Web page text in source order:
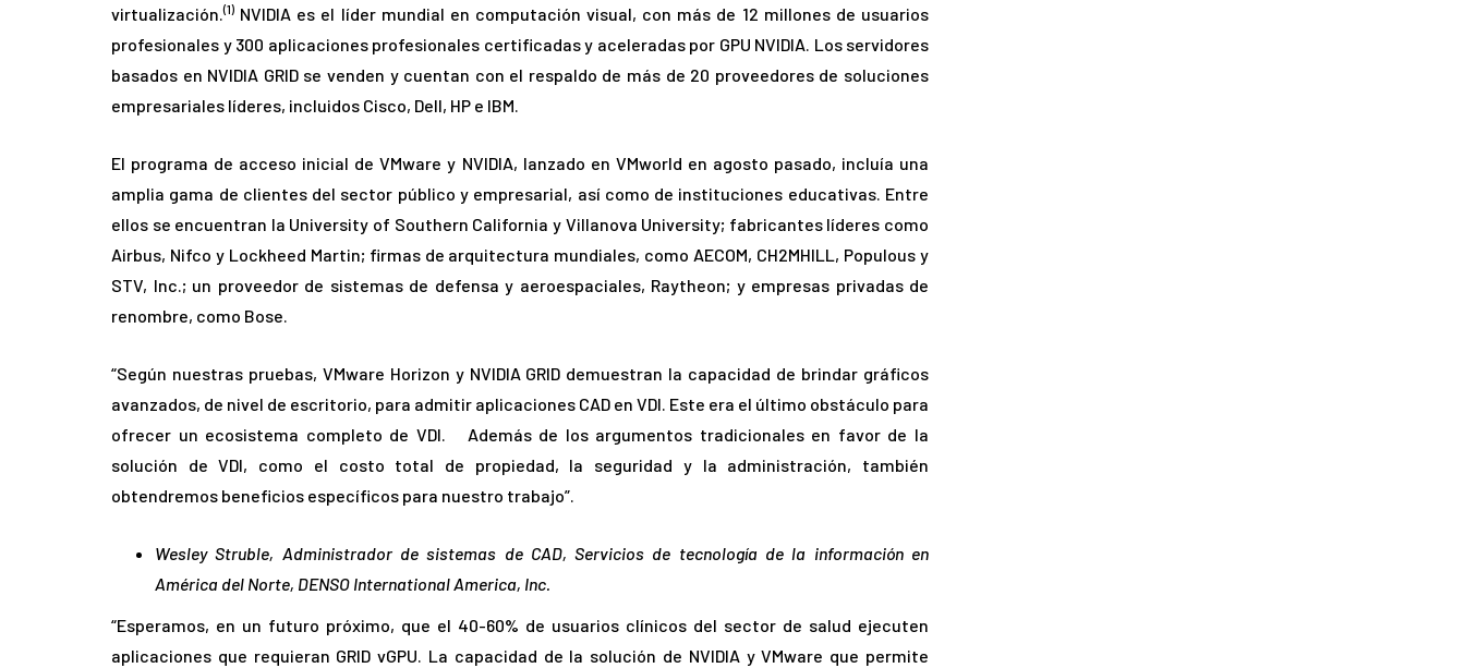
virtualización.(1) NVIDIA es el líder mundial en computación visual, con más de 12 millones de usuarios
profesionales y 300 aplicaciones profesionales certificadas y aceleradas por GPU NVIDIA. Los servidores
basados en NVIDIA GRID se venden y cuentan con el respaldo de más de 20 proveedores de soluciones
empresariales líderes, incluidos Cisco, Dell, HP e IBM.
El programa de acceso inicial de VMware y NVIDIA, lanzado en VMworld en agosto pasado, incluía una
amplia gama de clientes del sector público y empresarial, así como de instituciones educativas. Entre
ellos se encuentran la University of Southern California y Villanova University; fabricantes líderes como
Airbus, Nifco y Lockheed Martin; firmas de arquitectura mundiales, como AECOM, CH2MHILL, Populous y
STV, Inc.; un proveedor de sistemas de defensa y aeroespaciales, Raytheon; y empresas privadas de
renombre, como Bose.
“Según nuestras pruebas, VMware Horizon y NVIDIA GRID demuestran la capacidad de brindar gráficos
avanzados, de nivel de escritorio, para admitir aplicaciones CAD en VDI. Este era el último obstáculo para
ofrecer un ecosistema completo de VDI. Además de los argumentos tradicionales en favor de la
solución de VDI, como el costo total de propiedad, la seguridad y la administración, también
obtendremos beneficios específicos para nuestro trabajo”.
Wesley Struble, Administrador de sistemas de CAD, Servicios de tecnología de la información en
América del Norte, DENSO International America, Inc.
“Esperamos, en un futuro próximo, que el 40-60% de usuarios clínicos del sector de salud ejecuten
aplicaciones que requieran GRID vGPU. La capacidad de la solución de NVIDIA y VMware que permite